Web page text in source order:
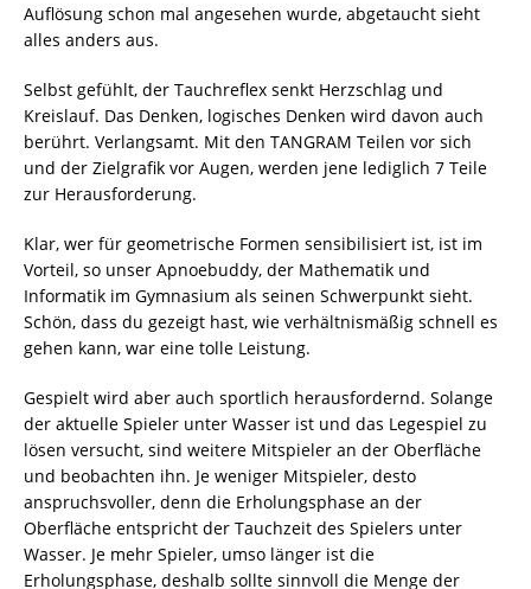
Auflösung schon mal angesehen wurde, abgetaucht sieht
alles anders aus.
Selbst gefühlt, der Tauchreflex senkt Herzschlag und
Kreislauf. Das Denken, logisches Denken wird davon auch
berührt. Verlangsamt. Mit den TANGRAM Teilen vor sich
und der Zielgrafik vor Augen, werden jene lediglich 7 Teile
zur Herausforderung.
Klar, wer für geometrische Formen sensibilisiert ist, ist im
Vorteil, so unser Apnoebuddy, der Mathematik und
Informatik im Gymnasium als seinen Schwerpunkt sieht.
Schön, dass du gezeigt hast, wie verhältnismäßig schnell es
gehen kann, war eine tolle Leistung.
Gespielt wird aber auch sportlich herausfordernd. Solange
der aktuelle Spieler unter Wasser ist und das Legespiel zu
lösen versucht, sind weitere Mitspieler an der Oberfläche
und beobachten ihn. Je weniger Mitspieler, desto
anspruchsvoller, denn die Erholungsphase an der
Oberfläche entspricht der Tauchzeit des Spielers unter
Wasser. Je mehr Spieler, umso länger ist die
Erholungsphase, deshalb sollte sinnvoll die Menge der